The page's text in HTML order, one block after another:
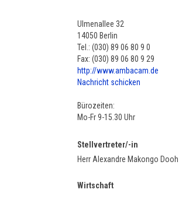
Ulmenallee 32
14050 Berlin
Tel.: (030) 89 06 80 9 0
Fax: (030) 89 06 80 9 29
http://www.ambacam.de
Nachricht schicken
Bürozeiten:
Mo-Fr 9-15.30 Uhr
Stellvertreter/-in
Herr Alexandre Makongo Dooh
Wirtschaft